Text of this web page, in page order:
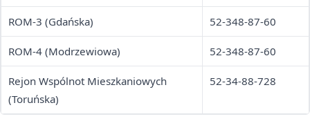
ROM-3 (Gdańska) 52-348-87-60
ROM-4 (Modrzewiowa) 52-348-87-60
Rejon Wspólnot Mieszkaniowych
(Toruńska)
52-34-88-728